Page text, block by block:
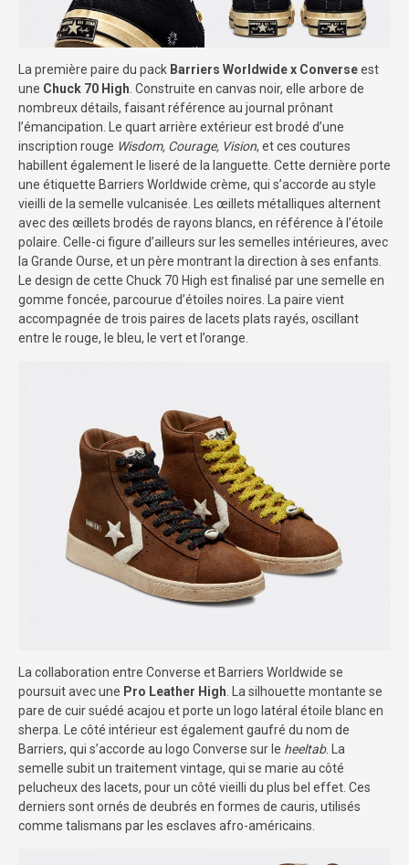
La première paire du pack Barriers Worldwide x Converseest
une Chuck 70 High. Construite en canvas noir, elle arbore de
nombreux détails, faisant référence au journal prônant
l’émancipation. Le quart arrière extérieur est brodé d’une
inscription rouge Wisdom, Courage, Vision, et ces coutures
habillent également le liseré de la languette. Cette dernière porte
une étiquette Barriers Worldwide crème, qui s’accorde au style
vieilli de la semelle vulcanisée. Les œillets métalliques alternent
avec des œillets brodés de rayons blancs, en référence à l’étoile
polaire. Celle-ci figure d’ailleurs sur les semelles intérieures, avec
la Grande Ourse, et un père montrant la direction à ses enfants.
Le design de cette Chuck 70 High est finalisé par une semelle en
gomme foncée, parcourue d’étoiles noires. La paire vient
accompagnée de trois paires de lacets plats rayés, oscillant
entre le rouge, le bleu, le vert et l’orange.
La collaboration entre Converse et Barriers Worldwide se
poursuit avec une Pro Leather High. La silhouette montante se
pare de cuir suédé acajou et porte un logo latéral étoile blanc en
sherpa. Le côté intérieur est également gaufré du nom de
Barriers, qui s’accorde au logo Converse sur le heeltab. La
semelle subit un traitement vintage, qui se marie au côté
pelucheux des lacets, pour un côté vieilli du plus bel effet. Ces
derniers sont ornés de deubrés en formes de cauris, utilisés
comme talismans par les esclaves afro-américains.